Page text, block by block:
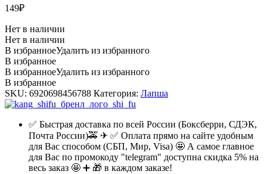
149₽
Нет в наличии
Нет в наличии
В избранноеУдалить из избранного
В избранное
В избранноеУдалить из избранного
В избранное
SKU: 6920698456788 Категория: Лапша
✅ Быстрая доставка по всей России (Боксберри, СДЭК,
Почта России)🚕 ✈ ✅ Оплата прямо на сайте удобным
для Вас способом (СБП, Мир, Visa) 🤩 А самое главное
для Вас по промокоду "telegram" доступна скидка 5% на
весь заказ 🤩 ➕ 🎁 в каждом заказе!